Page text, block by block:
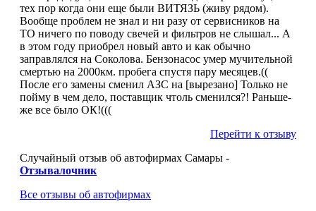
тех пор когда они еще были ВИТЯЗЬ (живу рядом).
Вообще проблем не знал и ни разу от сервисников на
ТО ничего по поводу свечей и фильтров не слышал... А
в этом году приобрел новый авто и как обычно
заправлялся на Соколова. Бензонасос умер мучительной
смертью на 2000км. пробега спустя пару месяцев.((
После его замены сменил АЗС на [вырезано] Только не
пойму в чем дело, поставщик чтоль сменился?! Раньше-
же все было ОК!(((
Перейти к отзыву
Случайный отзыв об автофирмах Самары -
Отзывалочник
Все отзывы об автофирмах